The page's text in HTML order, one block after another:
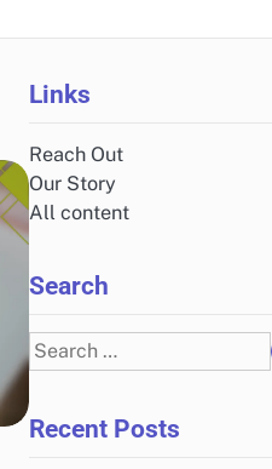
Links
Reach Out
Our Story
All content
Search
Search
for:
Recent Posts